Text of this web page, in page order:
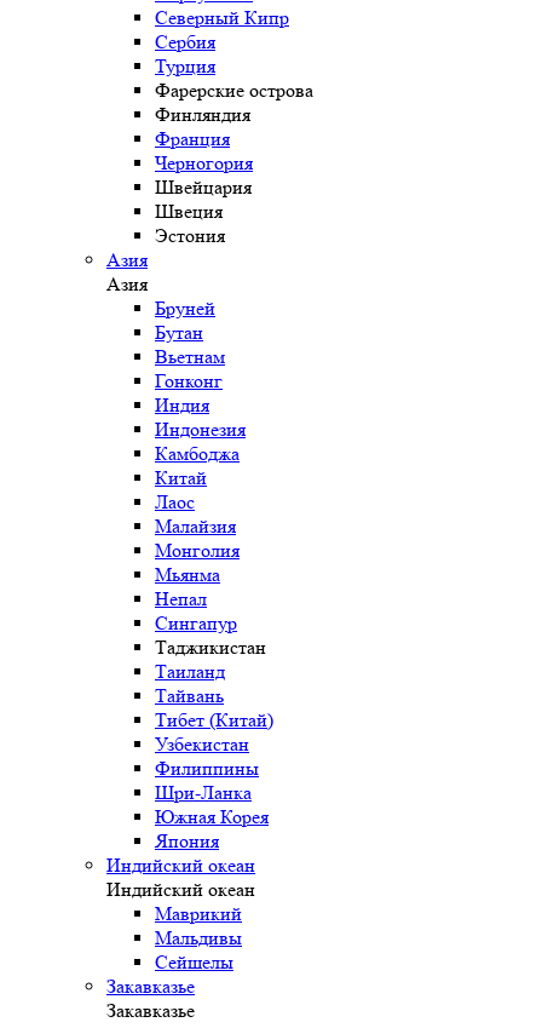
Северный Кипр
Сербия
Турция
Фарерские острова
Финляндия
Франция
Черногория
Швейцария
Швеция
Эстония
Азия
Азия
Бруней
Бутан
Вьетнам
Гонконг
Индия
Индонезия
Камбоджа
Китай
Лаос
Малайзия
Монголия
Мьянма
Непал
Сингапур
Таджикистан
Таиланд
Тайвань
Тибет (Китай)
Узбекистан
Филиппины
Шри-Ланка
Южная Корея
Япония
Индийский океан
Индийский океан
Маврикий
Мальдивы
Сейшелы
Закавказье
Закавказье